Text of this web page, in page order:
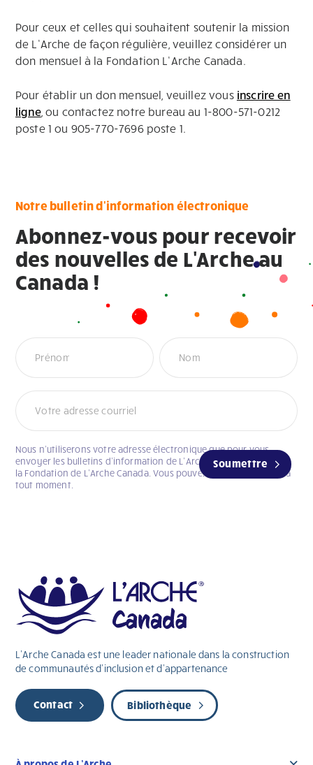
Pour ceux et celles qui souhaitent soutenir la mission
de L’Arche de façon régulière, veuillez considérer un
don mensuel à la Fondation L’Arche Canada.
Pour établir un don mensuel, veuillez vous inscrire en
ligne, ou contactez notre bureau au 1-800-571-0212
poste 1 ou 905-770-7696 poste 1.
Notre bulletin d'information électronique
Abonnez-vous pour recevoir
des nouvelles de L'Arche au
Canada !
Newsletter
Soumettre
Nous n’utiliserons votre adresse électronique que pour vous
envoyer les bulletins d’information de L’Arche Canada et celui de
la Fondation de L’Arche Canada. Vous pouvez vous désabonner à
tout moment.
L’Arche Canada est une leader nationale dans la construction
de communautés d’inclusion et d’appartenance
Contact Bibliothèque